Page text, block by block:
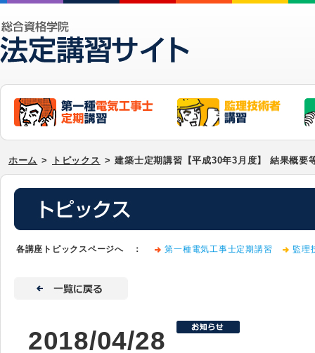
ホーム > トピックス > 建築士定期講習【平成30年3月度】 結果概要
各講座トピックスページへ ： 第一種電気工事士定期講習 監理
2018/04/28